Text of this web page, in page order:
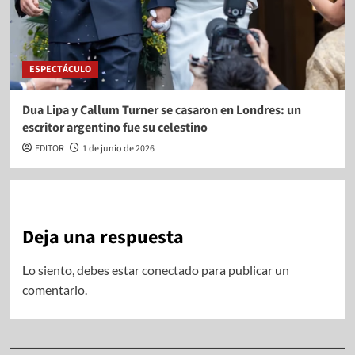
ESPECTÁCULO
Dua Lipa y Callum Turner se casaron en Londres: un
escritor argentino fue su celestino
EDITOR 1 de junio de 2026
Deja una respuesta
Lo siento, debes estarconectadopara publicar un
comentario.